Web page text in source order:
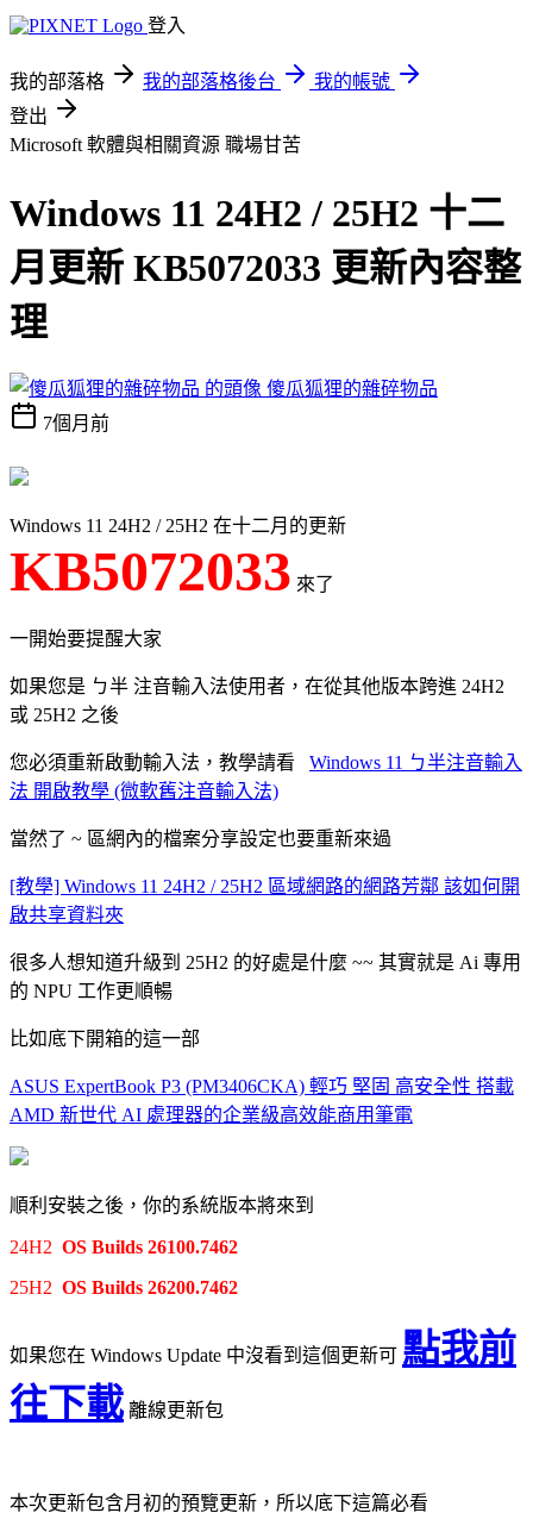
登入
我的部落格 我的部落格後台
我的帳號
登出
Microsoft 軟體與相關資源 職場甘苦
Windows 11 24H2 / 25H2 十二
月更新 KB5072033 更新內容整
理
傻瓜狐狸的雜碎物品
7個月前
Windows 11 24H2 / 25H2 在十二月的更新
KB5072033 來了
一開始要提醒大家
如果您是 ㄅ半 注音輸入法使用者，在從其他版本跨進 24H2
或 25H2 之後
您必須重新啟動輸入法，教學請看 Windows 11 ㄅ半注音輸入
法 開啟教學 (微軟舊注音輸入法)
當然了 ~ 區網內的檔案分享設定也要重新來過
[教學] Windows 11 24H2 / 25H2 區域網路的網路芳鄰 該如何開
啟共享資料夾
很多人想知道升級到 25H2 的好處是什麼 ~~ 其實就是 Ai 專用
的 NPU 工作更順暢
比如底下開箱的這一部
ASUS ExpertBook P3 (PM3406CKA) 輕巧 堅固 高安全性 搭載
AMD 新世代 AI 處理器的企業級高效能商用筆電
順利安裝之後，你的系統版本將來到
24H2 OS Builds 26100.7462
25H2 OS Builds 26200.7462
如果您在 Windows Update 中沒看到這個更新可 點我前
往下載離線更新包
本次更新包含月初的預覽更新，所以底下這篇必看